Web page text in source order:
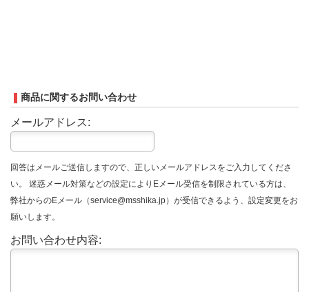
商品に関するお問い合わせ
メールアドレス:
回答はメールご送信しますので、正しいメールアドレスをご入力してくださ
い。 迷惑メール対策などの設定によりEメール受信を制限されている方は、
弊社からのEメール（service@msshika.jp）が受信できるよう、設定変更をお
願いします。
お問い合わせ内容: